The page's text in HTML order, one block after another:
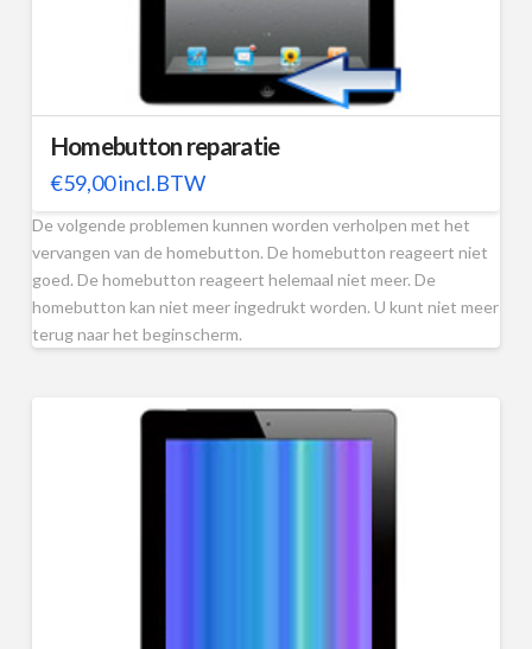
Homebutton reparatie
€59,00incl.BTW
De volgende problemen kunnen worden verholpen met het
vervangen van de homebutton. De homebutton reageert niet
goed. De homebutton reageert helemaal niet meer. De
homebutton kan niet meer ingedrukt worden. U kunt niet meer
terug naar het beginscherm.